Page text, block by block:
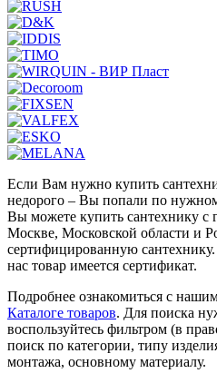
Если Вам нужно купить
недорого – Вы попали по
Вы можете купить сантехнику с
Москве, Московской области и
сертифицированную
нас товар имеется сертификат.
Подробнее ознакомиться с
Каталоге товаров. Для поиска
воспользуйтесь фильтром (в
поиск по категории, типу
монтажа, основному материалу.